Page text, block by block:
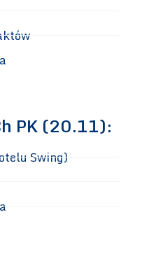
PK (20.11):
Swing)